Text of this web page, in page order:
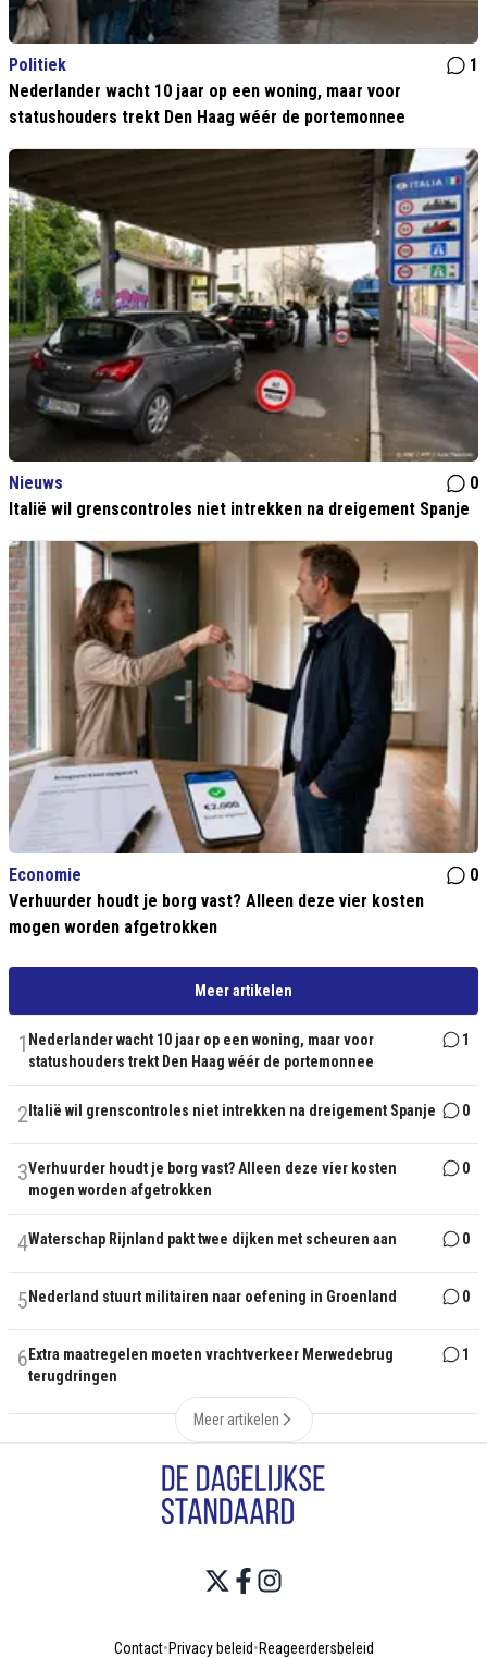
Politiek
1
Nederlander wacht 10 jaar op een woning, maar voor
statushouders trekt Den Haag wéér de portemonnee
Nieuws
0
Italië wil grenscontroles niet intrekken na dreigement Spanje
Economie
0
Verhuurder houdt je borg vast? Alleen deze vier kosten
mogen worden afgetrokken
Meer artikelen
1 Nederlander wacht 10 jaar op een woning, maar voor
statushouders trekt Den Haag wéér de portemonnee
1
2 Italië wil grenscontroles niet intrekken na dreigement Spanje 0
3Verhuurder houdt je borg vast? Alleen deze vier kosten
mogen worden afgetrokken
0
4Waterschap Rijnland pakt twee dijken met scheuren aan 0
5 Nederland stuurt militairen naar oefening in Groenland 0
6 Extra maatregelen moeten vrachtverkeer Merwedebrug
terugdringen
1
Meer artikelen
Contact•Privacy beleid•Reageerdersbeleid